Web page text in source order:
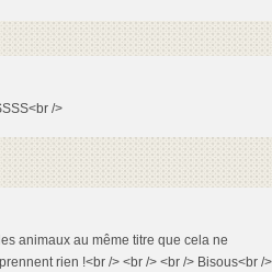
/>
animaux au même titre que cela ne
rien !<br /> <br /> <br /> Bisous<br />